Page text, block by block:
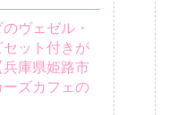
ヴェゼル・
ット付きが
庫県姫路市
ズカフェの